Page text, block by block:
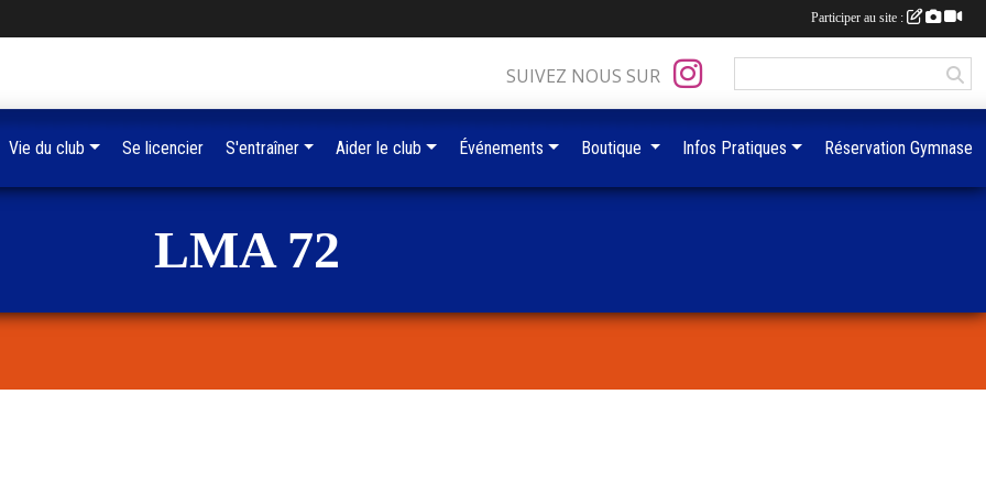
LMA 72
SUIVEZ NOUS SUR
Vie du club Se licencier S'entraîner Aider le club Événements Boutique Infos Pratiques Réservation Gymnase
Participer au site :